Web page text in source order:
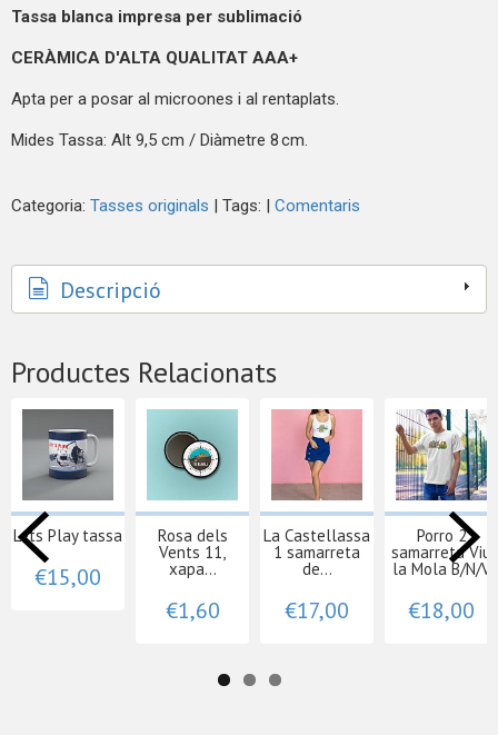
Tassa blanca impresa per sublimació
CERÀMICA D'ALTA QUALITAT AAA+
Apta per a posar al microones i al rentaplats.
Mides Tassa: Alt 9,5 cm / Diàmetre 8 cm.
Categoria: Tasses originals | Tags: | Comentaris
Descripció
Productes Relacionats
Lets Play tassa
€15,00
Rosa dels
Vents 11,
xapa...
€1,60
La Castellassa
1 samarreta
de...
€17,00
Porro 2
samarreta Viu
la Mola B/N/V
€18,00